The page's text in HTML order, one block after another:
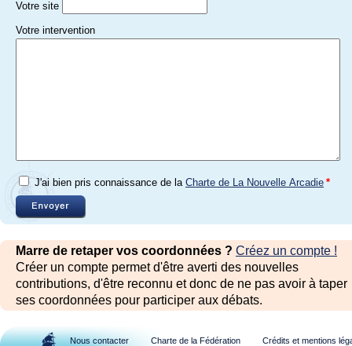
Votre site
Votre intervention
J'ai bien pris connaissance de la Charte de La Nouvelle Arcadie *
Marre de retaper vos coordonnées ? Créez un compte !
Créer un compte permet d'être averti des nouvelles
contributions, d'être reconnu et donc de ne pas avoir à taper
ses coordonnées pour participer aux débats.
Nous contacter Charte de la Fédération Crédits et mentions